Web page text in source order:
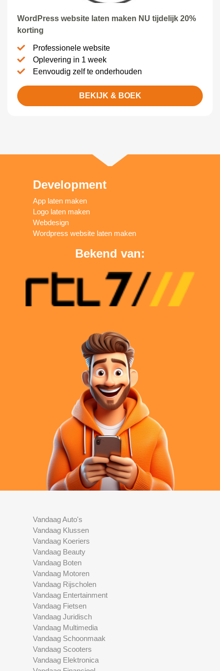
WordPress website laten maken NU tijdelijk 20%
korting
Professionele website
Oplevering in 1 week
Eenvoudig zelf te onderhouden
BEKIJK & BOEK
Development
App laten maken
Logo laten maken
Webdesign
Wordpress website laten maken
Bekend van:
Vandaag Auto's
Vandaag Klussen
Vandaag Koeriers
Vandaag Beauty
Vandaag Boten
Vandaag Motoren
Vandaag Rijscholen
Vandaag Entertainment
Vandaag Fietsen
Vandaag Juridisch
Vandaag Multimedia
Vandaag Schoonmaak
Vandaag Scooters
Vandaag Elektronica